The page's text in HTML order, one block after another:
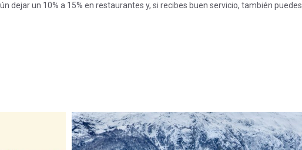
dejar un 10% a 15% en restaurantes y, si recibes buen servicio, también